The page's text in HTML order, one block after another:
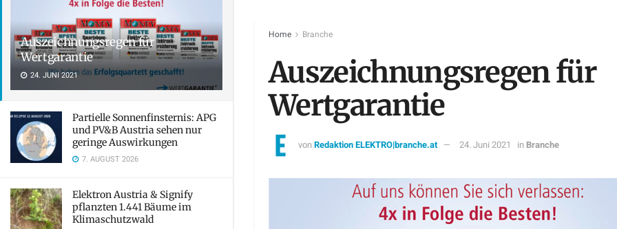
Auszeichnungsregen für
Wertgarantie
24. JUNI 2021
Partielle Sonnenfinsternis: APG
und PV&B Austria sehen nur
geringe Auswirkungen
7. AUGUST 2026
Elektron Austria & Signify
pflanzten 1.441 Bäume im
Klimaschutzwald
Home Branche
Auszeichnungsregen für
Wertgarantie
vonRedaktion ELEKTRO|branche.at 24. Juni 2021 in Branche